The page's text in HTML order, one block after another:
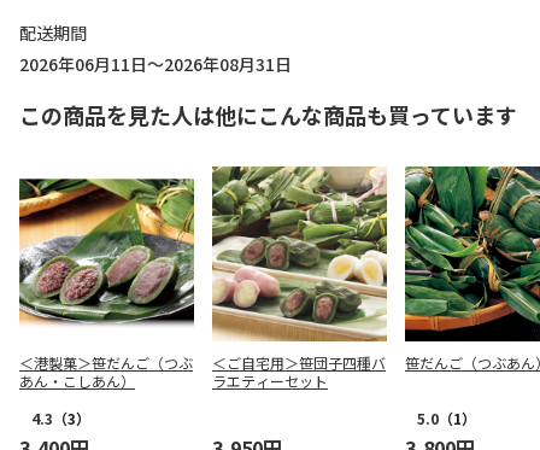
配送期間
2026年06月11日～2026年08月31日
この商品を見た人は他にこんな商品も買っています
＜港製菓＞笹だんご（つぶ
あん・こしあん）
4.3 （3）
＜ご自宅用＞笹団子四種バ
ラエティーセット
笹だんご（つぶあん
5.0 （1）